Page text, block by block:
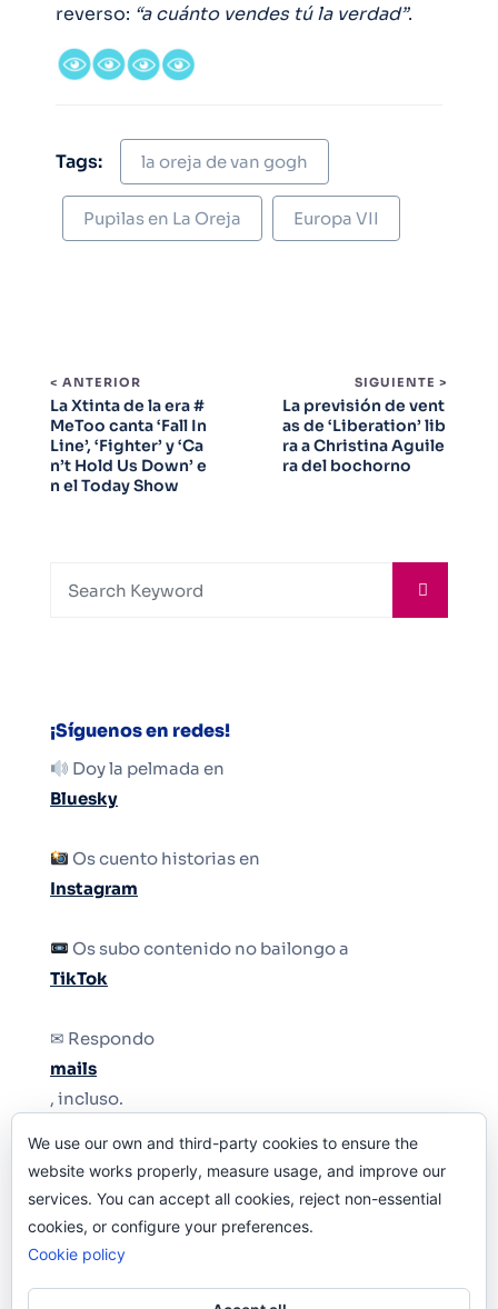
reverso: “a cuánto vendes tú la verdad”.
Tags: la oreja de van gogh
Pupilas en La Oreja Europa VII
< ANTERIOR
La Xtinta de la era #
MeToo canta ‘Fall In
Line’, ‘Fighter’ y ‘Ca
n’t Hold Us Down’ e
n el Today Show
SIGUIENTE >
La previsión de vent
as de ‘Liberation’ lib
ra a Christina Aguile
ra del bochorno
¡Síguenos en redes!
Doy la pelmada en
Bluesky
Os cuento historias en
Instagram
Os subo contenido no bailongo a
TikTok
✉ Respondo
mails
, incluso.
Y si una persona no puede tener teléfono, que
le quiten el teléfono.
We use our own and third-party cookies to ensure the
website works properly, measure usage, and improve our
services. You can accept all cookies, reject non-essential
cookies, or configure your preferences.
Cookie policy